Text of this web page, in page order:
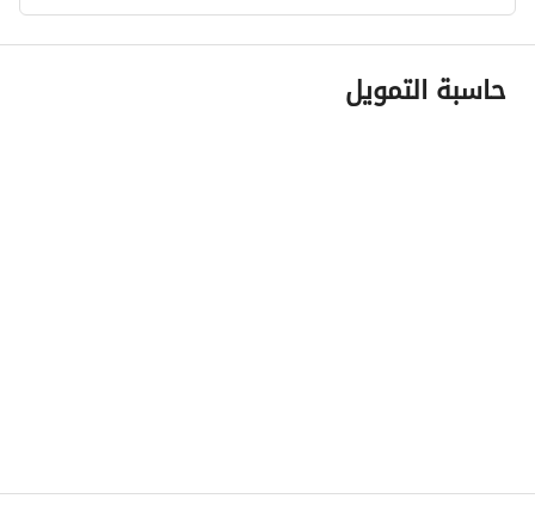
معلومات مسؤول الإعلان
اسم المسؤول
حاسبة التمويل